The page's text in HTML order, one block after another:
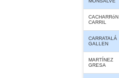
CACHARRóN
CARRIL
CARRATALÁ
GALLEN
MARTÍNEZ
GRESA